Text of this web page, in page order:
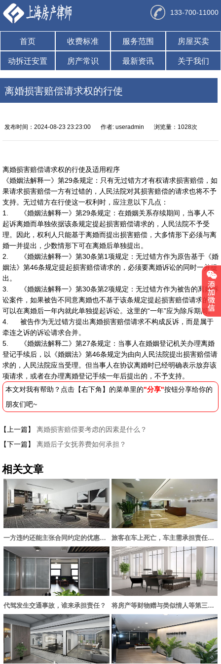
133-700-11000
首页 收费标准 服务范围 房屋买卖
动拆迁安置 房产常识 最新资讯 关于我们
离婚损害赔偿请求权的行使
发布时间：2024-08-23 23:23:00 作者: useradmin 浏览量：1028次
离婚损害赔偿请求权的行使及适用程序
《婚姻法解释一》第29条规定：只有无过错方才有权请求损害赔偿，如
果请求损害赔偿一方有过错的，人民法院对其损害赔偿的请求也将不予
支持。无过错方在行使这一权利时，应注意以下几点：
1. 《婚姻法解释一》第29条规定：在婚姻关系存续期间，当事人不
起诉离婚而单独依据该条规定提起损害赔偿请求的，人民法院不予受
理。因此，权利人只能基于离婚而提出损害赔偿，大多情形下必须与离
婚一并提出，少数情形下可在离婚后单独提出。
2. 《婚姻法解释一》第30条第1项规定：无过错方作为原告基于《婚
姻法》第46条规定提起损害赔偿请求的，必须要离婚诉讼的同时一并提
出。
3. 《婚姻法解释一》第30条第2项规定：无过错方作为被告的离婚诉
讼案件，如果被告不同意离婚也不基于该条规定提起损害赔偿请求的，
可以在离婚后一年内就此单独提起诉讼。这里的“一年”应为除斥期间。
4. 被告作为无过错方提出离婚损害赔偿请求不构成反诉，而是属于
牵连之诉的诉讼请求合并。
5. 《婚姻法解释二》第27条规定：当事人在婚姻登记机关办理离婚
登记手续后，以《婚姻法》第46条规定为由向人民法院提出损害赔偿请
求的，人民法院应当受理。但当事人在协议离婚时已经明确表示放弃该
项请求，或者在办理离婚登记手续一年后提出的，不予支持。
本文对我有帮助？点击【右下角】的菜单里的"分享"按钮分享给你的
朋友们吧~
【上一篇】
离婚损害赔偿要考虑的因素是什么？
【下一篇】
离婚后子女抚养费如何承担？
相关文章
一方违约还能主张合同约定的优惠内容吗？ 旅客在车上死亡，车主需承担责任吗？
代驾发生交通事故，谁来承担责任？ 将房产等财物赠与类似情人等第三者的行为无效